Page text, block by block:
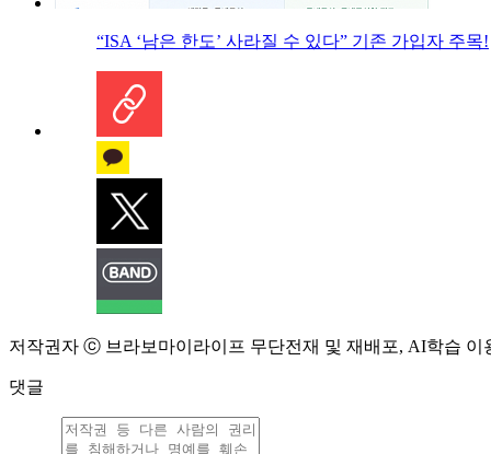
“ISA ‘남은 한도’ 사라질 수 있다” 기존 가입자 주목!
저작권자 ⓒ 브라보마이라이프 무단전재 및 재배포, AI학습 이
댓글